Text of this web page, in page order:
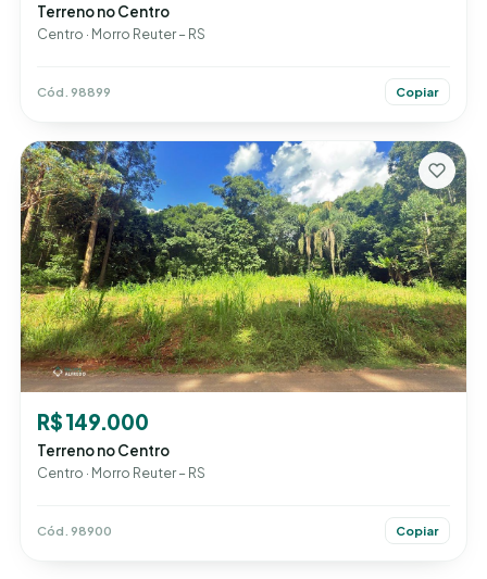
Terreno no Centro
Centro · Morro Reuter – RS
Cód. 98899 Copiar
R$ 149.000
Terreno no Centro
Centro · Morro Reuter – RS
Cód. 98900 Copiar